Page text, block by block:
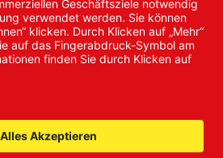
mbH | Alle